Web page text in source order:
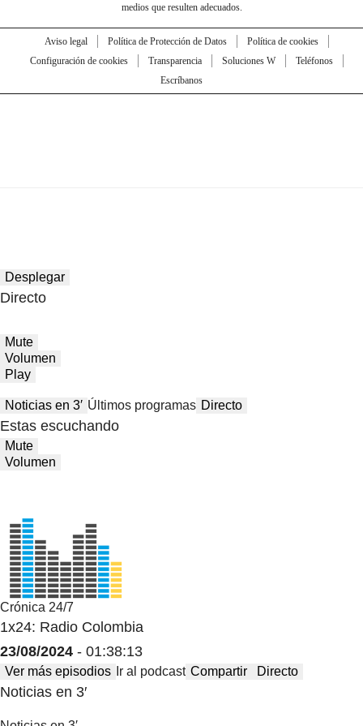
medios que resulten adecuados.
Aviso legal Política de Protección de Datos
Política de cookies
Configuración de cookies
Transparencia Soluciones W
Teléfonos
Escríbanos
Desplegar
Directo
Mute
Volumen
Play
Noticias en 3′ Últimos programas Directo
Estas escuchando
Mute
Volumen
Crónica 24/7
1x24: Radio Colombia
23/08/2024 - 01:38:13
Ver más episodios Ir al podcast Compartir Directo
Noticias en 3′